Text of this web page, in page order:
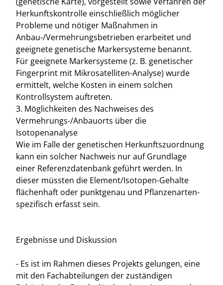
Herkunftskontrolle einschließlich möglicher
Probleme und nötiger Maßnahmen in
Anbau-/Vermehrungsbetrieben erarbeitet und
geeignete genetische Markersysteme benannt.
Für geeignete Markersysteme (z. B. genetischer
Fingerprint mit Mikrosatelliten-Analyse) wurde
ermittelt, welche Kosten in einem solchen
Kontrollsystem auftreten.
3. Möglichkeiten des Nachweises des
Vermehrungs-/Anbauorts über die
Isotopenanalyse
Wie im Falle der genetischen Herkunftszuordnung
kann ein solcher Nachweis nur auf Grundlage
einer Referenzdatenbank geführt werden. In
dieser müssten die Element/Isotopen-Gehalte
flächenhaft oder punktgenau und Pflanzenarten-
spezifisch erfasst sein.
Ergebnisse und Diskussion
- Es ist im Rahmen dieses Projekts gelungen, eine
mit den Fachabteilungen der zuständigen